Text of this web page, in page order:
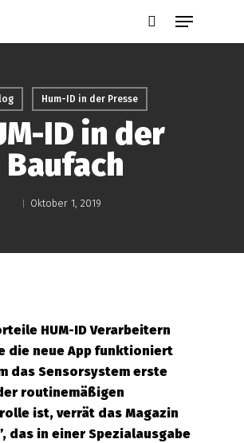
Menu
Hum-ID in der Presse
ID in der
Baufach
Oktober 1, 2019
HUM-ID Verarbeitern
die neue App funktioniert
das Sensorsystem erste
routinemäßigen
ist, verrät das Magazin
das in einer Spezialausgabe